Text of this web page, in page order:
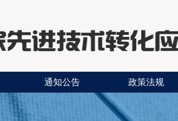
通知公告 政策法规